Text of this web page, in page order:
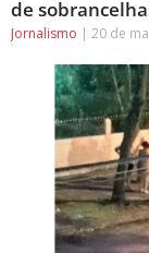
de
Jornalismo 20 de